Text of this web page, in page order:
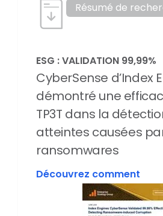
Résumé de
ESG : VALIDATION 99,99%
CyberSense d’Index
démontré une
TP3T dans la
atteintes causées
ransomwares
Découvrez comment